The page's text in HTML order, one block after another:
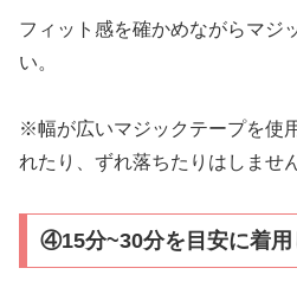
フィット感を確かめながらマジ
い。
※幅が広いマジックテープを使
れたり、ずれ落ちたりはしません
④15分~30分を目安に着用